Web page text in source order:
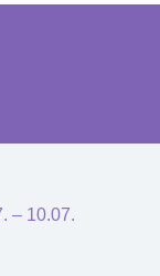
– 10.07.